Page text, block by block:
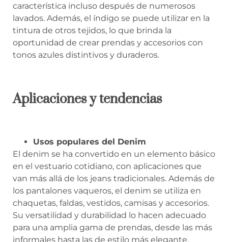
característica incluso después de numerosos
lavados. Además, el índigo se puede utilizar en la
tintura de otros tejidos, lo que brinda la
oportunidad de crear prendas y accesorios con
tonos azules distintivos y duraderos.
Aplicaciones y tendencias
Usos populares del Denim
El denim se ha convertido en un elemento básico
en el vestuario cotidiano, con aplicaciones que
van más allá de los jeans tradicionales. Además de
los pantalones vaqueros, el denim se utiliza en
chaquetas, faldas, vestidos, camisas y accesorios.
Su versatilidad y durabilidad lo hacen adecuado
para una amplia gama de prendas, desde las más
informales hasta las de estilo más elegante.